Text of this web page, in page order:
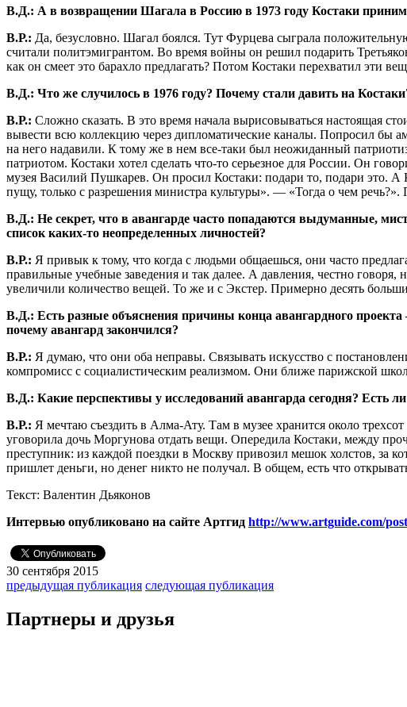
В.Д.: А в возвращении Шагала в Россию в 1973 году Костаки
В.Р.: Да, безусловно. Шагал боялся. Тут Фурцева сыграла
считали политэмигрантом. Во время войны он решил подарить
как он смеет это барахло предлагать? Потом Костаки перехватил эти
В.Д.: Что же случилось в 1976 году? Почему стали давить на
В.Р.: Сложно сказать. В это время начала вырисовываться настоящая
вывести всю коллекцию через дипломатические каналы. Попросил бы
на него надавили. К тому же в нем все-таки был неожиданный
патриотом. Костаки хотел сделать что-то серьезное для России. Он
музея Василий Пушкарев. Он просил Костаки: подари то, подари это.
пущу, только с разрешения министра культуры». — «Тогда о чем
В.Д.: Не секрет, что в авангарде часто попадаются выдуманные,
список каких-то неопределенных личностей?
В.Р.: Я привык к тому, что когда с людьми общаешься, они часто
правильные учебные заведения и так далее. А давления, честно
увеличили количество вещей. То же и с Экстер. Примерно десять
В.Д.: Есть разные объяснения причины конца авангардного
почему авангард закончился?
В.Р.: Я думаю, что они оба неправы. Связывать искусство с
компромисс с социалистическим реализмом. Они ближе парижской
В.Д.: Какие перспективы у исследований авангарда сегодня? Есть
В.Р.: Я мечтаю съездить в Алма-Ату. Там в музее хранится около
уговорила дочь Моргунова отдать вещи. Опередила Костаки, между
преступник: из каждой поездки в Москву привозил мешок холстов, за
пришлет деньги, но денег никто не получал. В общем, есть что
Текст: Валентин Дьяконов
Интервью опубликовано на сайте Артгид http://www.artguide.com/
30 сентября 2015
предыдущая публикация следующая публикация
Партнеры и друзья